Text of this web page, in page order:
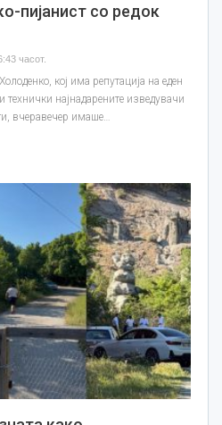
пијанист со редок
часот.
кој има репутација на еден
најнадарените изведувачи
вчеравечер имаше…